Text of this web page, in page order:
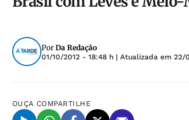
Por Da Redação
01/10/2012 - 18:48 h | Atualizada em 22/
OUÇA COMPARTILHE